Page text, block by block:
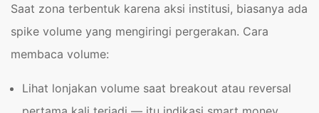
Saat zona terbentuk karena aksi institusi, biasanya ada
spike volume yang mengiringi pergerakan. Cara
membaca volume:
Lihat lonjakan volume saat breakout atau reversal